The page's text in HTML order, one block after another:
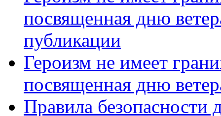
посвященная дню
публикации
Героизм не имеет
посвященная дню
Правила безопасности